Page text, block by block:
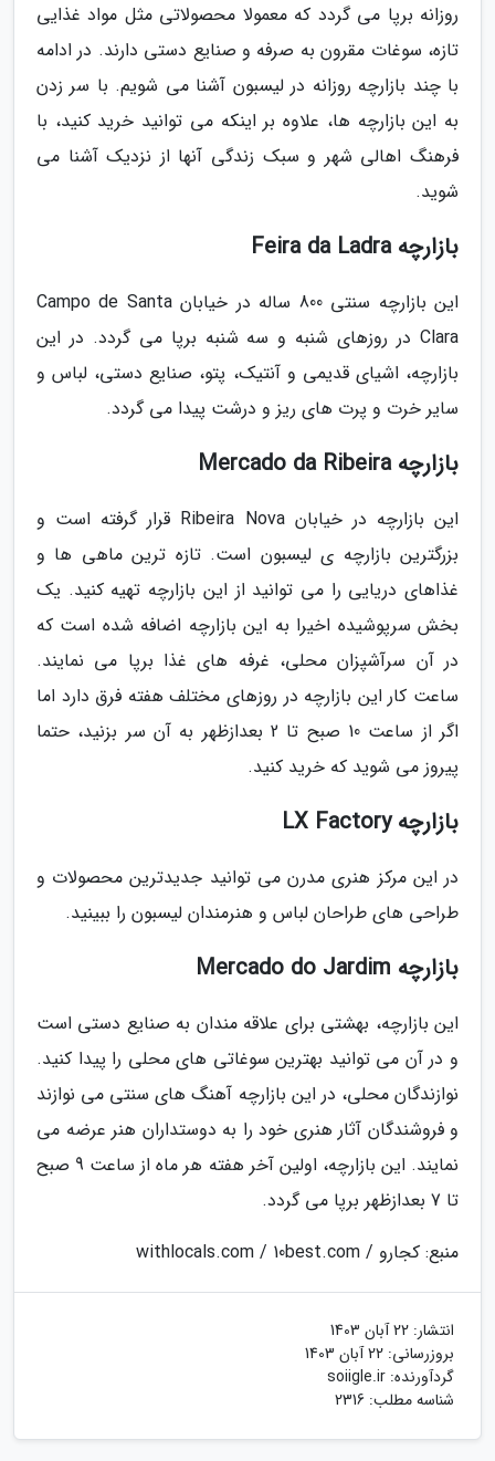
روزانه برپا می گردد که معمولا محصولاتی مثل مواد غذایی
تازه، سوغات مقرون به صرفه و صنایع دستی دارند. در ادامه
با چند بازارچه روزانه در لیسبون آشنا می شویم. با سر زدن
به این بازارچه ها، علاوه بر اینکه می توانید خرید کنید، با
فرهنگ اهالی شهر و سبک زندگی آنها از نزدیک آشنا می
شوید.
بازارچه Feira da Ladra
این بازارچه سنتی 800 ساله در خیابان Campo de Santa
Clara در روزهای شنبه و سه شنبه برپا می گردد. در این
بازارچه، اشیای قدیمی و آنتیک، پتو، صنایع دستی، لباس و
سایر خرت و پرت های ریز و درشت پیدا می گردد.
بازارچه Mercado da Ribeira
این بازارچه در خیابان Ribeira Nova قرار گرفته است و
بزرگترین بازارچه ی لیسبون است. تازه ترین ماهی ها و
غذاهای دریایی را می توانید از این بازارچه تهیه کنید. یک
بخش سرپوشیده اخیرا به این بازارچه اضافه شده است که
در آن سرآشپزان محلی، غرفه های غذا برپا می نمایند.
ساعت کار این بازارچه در روزهای مختلف هفته فرق دارد اما
اگر از ساعت 10 صبح تا 2 بعدازظهر به آن سر بزنید، حتما
پیروز می شوید که خرید کنید.
بازارچه LX Factory
در این مرکز هنری مدرن می توانید جدیدترین محصولات و
طراحی های طراحان لباس و هنرمندان لیسبون را ببینید.
بازارچه Mercado do Jardim
این بازارچه، بهشتی برای علاقه مندان به صنایع دستی است
و در آن می توانید بهترین سوغاتی های محلی را پیدا کنید.
نوازندگان محلی، در این بازارچه آهنگ های سنتی می نوازند
و فروشندگان آثار هنری خود را به دوستداران هنر عرضه می
نمایند. این بازارچه، اولین آخر هفته هر ماه از ساعت 9 صبح
تا 7 بعدازظهر برپا می گردد.
منبع: کجارو / withlocals.com / 10best.com
انتشار: 22 آبان 1403
بروزرسانی: 22 آبان 1403
گردآورنده: soiigle.ir
شناسه مطلب: 2316